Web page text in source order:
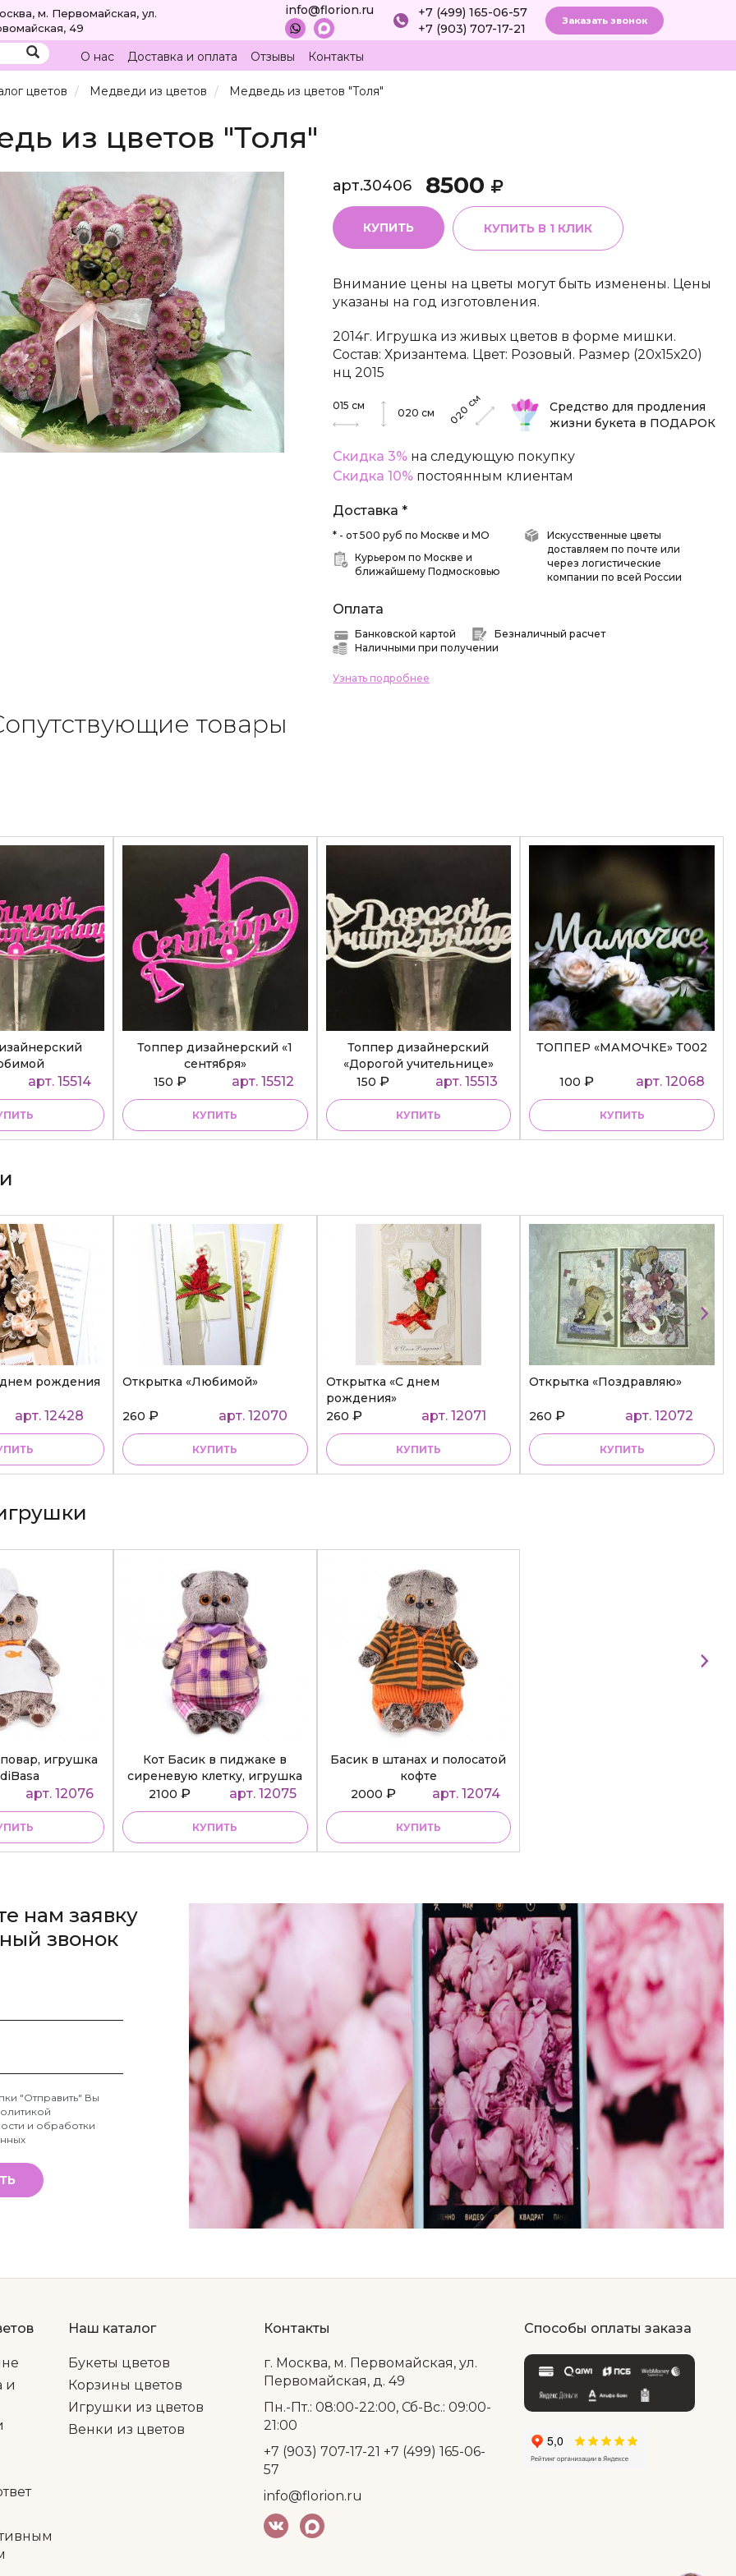
м. Первомайская, ул.
49
info@florion.ru
+7 (499) 165-06-57
+7 (903) 707-17-21
Заказать звонок
О нас Доставка и оплата Отзывы Контакты
цветов Медведи из цветов Медведь из цветов "Толя"
из цветов "Толя"
арт.30406 8500
КУПИТЬ КУПИТЬ В 1 КЛИК
Внимание цены на цветы могут быть изменены. Цены
указаны на год изготовления.
2014г. Игрушка из живых цветов в форме мишки.
Состав: Хризантема. Цвет: Розовый. Размер (20х15х20)
нц 2015
015 см
020 см 020
см
Средство для продления
жизни букета в ПОДАРОК
Скидка 3% на следующую покупку
Скидка 10% постоянным клиентам
Доставка *
* - от 500 руб по Москве и МО
Курьером по Москве и
ближайшему Подмосковью
Искусственные цветы
доставляем по почте или
через логистические
компании по всей России
Оплата
Банковской картой
Безналичный расчет
Наличными при получении
Узнать подробнее
товары
арт. 15514
Топпер дизайнерский «1
сентября»
150 ₽ арт. 15512
КУПИТЬ
Топпер дизайнерский
«Дорогой учительнице»
150₽ арт. 15513
КУПИТЬ
ТОППЕР «МАМОЧКЕ» Т002
100₽ арт. 12068
КУПИТЬ
рождения
арт. 12428
Открытка «Любимой»
260 ₽ арт. 12070
КУПИТЬ
Открытка «С днем
рождения»
260 ₽ арт. 12071
КУПИТЬ
Открытка «Поздравляю»
260₽ арт. 12072
КУПИТЬ
игрушка
арт. 12076
Кот Басик в пиджаке в
сиреневую клетку, игрушка
BudiBasa
2100₽ арт. 12075
КУПИТЬ
Басик в штанах и полосатой
кофте
2000 ₽ арт. 12074
КУПИТЬ
нам заявку
звонок
"Отправить" Вы
и обработки
и
Наш каталог
Букеты цветов
Корзины цветов
Игрушки из цветов
Венки из цветов
Контакты
г. Москва, м. Первомайская, ул.
Первомайская, д. 49
Пн.-Пт.: 08:00-22:00, Сб-Вс.: 09:00-
21:00
+7 (903) 707-17-21 +7 (499) 165-06-
57
info@florion.ru
Способы оплаты заказа